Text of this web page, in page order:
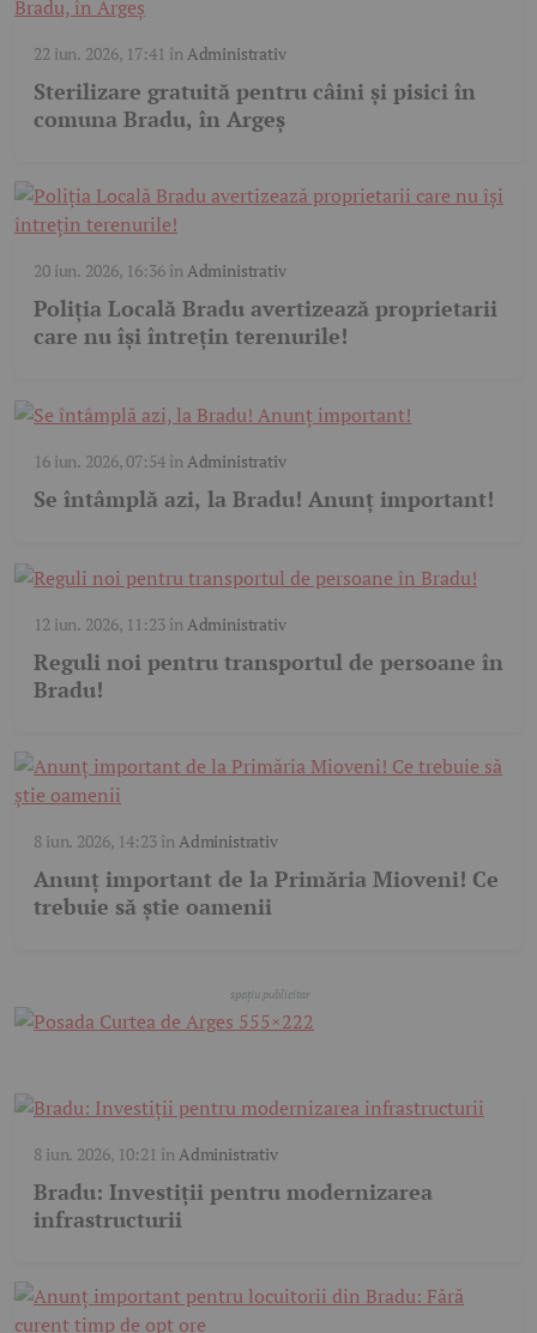
22 iun. 2026, 17:41 în Administrativ
Sterilizare gratuită pentru câini și pisici în
comuna Bradu, în Argeș
20 iun. 2026, 16:36în Administrativ
Poliția Locală Bradu avertizează proprietarii
care nu își întrețin terenurile!
16 iun. 2026, 07:54în Administrativ
Se întâmplă azi, la Bradu! Anunț important!
12 iun. 2026, 11:23în Administrativ
Reguli noi pentru transportul de persoane în
Bradu!
8 iun. 2026, 14:23în Administrativ
Anunț important de la Primăria Mioveni! Ce
trebuie să știe oamenii
8 iun. 2026, 10:21 în Administrativ
Bradu: Investiții pentru modernizarea
infrastructurii